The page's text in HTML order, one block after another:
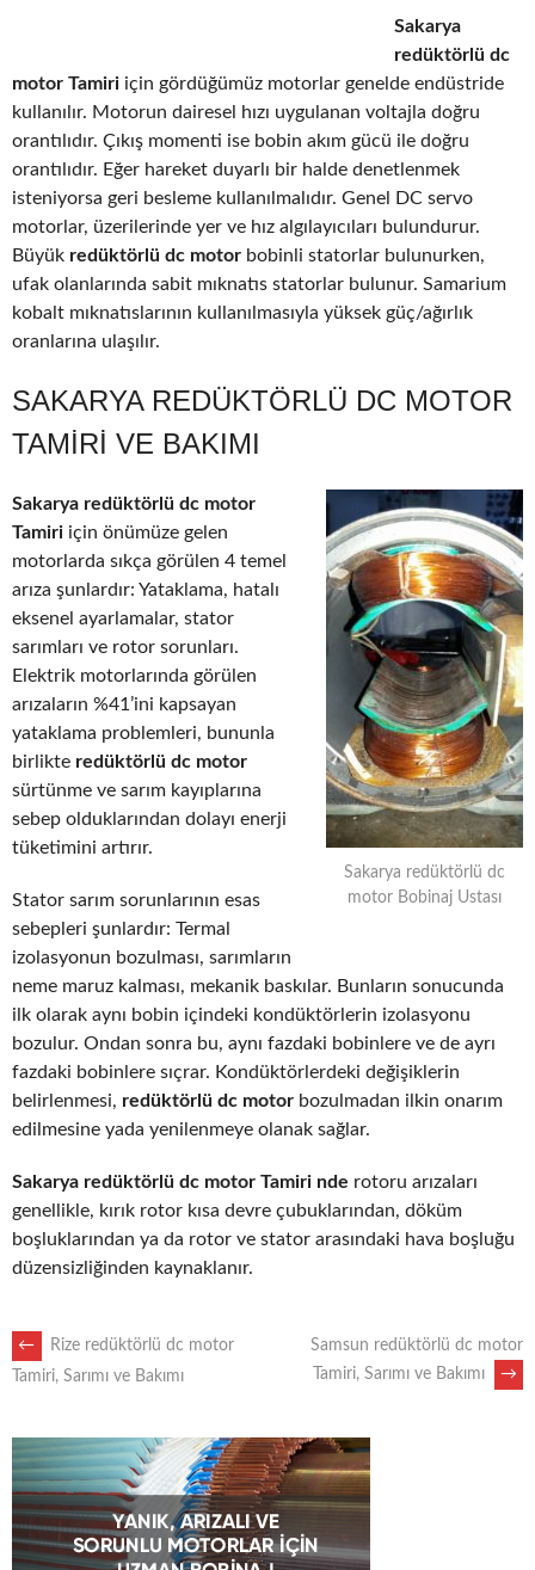
Sakarya
redüktörlü dc
motor Tamiri için gördüğümüz motorlar genelde endüstride
kullanılır. Motorun dairesel hızı uygulanan voltajla doğru
orantılıdır. Çıkış momenti ise bobin akım gücü ile doğru
orantılıdır. Eğer hareket duyarlı bir halde denetlenmek
isteniyorsa geri besleme kullanılmalıdır. Genel DC servo
motorlar, üzerilerinde yer ve hız algılayıcıları bulundurur.
Büyük redüktörlü dc motor bobinli statorlar bulunurken,
ufak olanlarında sabit mıknatıs statorlar bulunur. Samarium
kobalt mıknatıslarının kullanılmasıyla yüksek güç/ağırlık
oranlarına ulaşılır.
SAKARYA REDÜKTÖRLÜ DC MOTOR
TAMIRI VE BAKIMI
Sakarya redüktörlü dc
motor Bobinaj Ustası
Sakarya redüktörlü dc motor
Tamiri için önümüze gelen
motorlarda sıkça görülen 4 temel
arıza şunlardır: Yataklama, hatalı
eksenel ayarlamalar, stator
sarımları ve rotor sorunları.
Elektrik motorlarında görülen
arızaların %41’ini kapsayan
yataklama problemleri, bununla
birlikte redüktörlü dc motor
sürtünme ve sarım kayıplarına
sebep olduklarından dolayı enerji
tüketimini artırır.
Stator sarım sorunlarının esas
sebepleri şunlardır: Termal
izolasyonun bozulması, sarımların
neme maruz kalması, mekanik baskılar. Bunların sonucunda
ilk olarak aynı bobin içindeki kondüktörlerin izolasyonu
bozulur. Ondan sonra bu, aynı fazdaki bobinlere ve de ayrı
fazdaki bobinlere sıçrar. Kondüktörlerdeki değişiklerin
belirlenmesi, redüktörlü dc motor bozulmadan ilkin onarım
edilmesine yada yenilenmeye olanak sağlar.
Sakarya redüktörlü dc motor Tamiri nde rotoru arızaları
genellikle, kırık rotor kısa devre çubuklarından, döküm
boşluklarından ya da rotor ve stator arasındaki hava boşluğu
düzensizliğinden kaynaklanır.
POST
NAVIGATION
←
Rize redüktörlü dc motor
Tamiri, Sarımı ve Bakımı
Samsun redüktörlü dc motor
Tamiri, Sarımı ve Bakımı
→